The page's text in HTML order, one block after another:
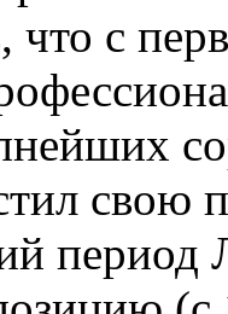
что с
свою
период